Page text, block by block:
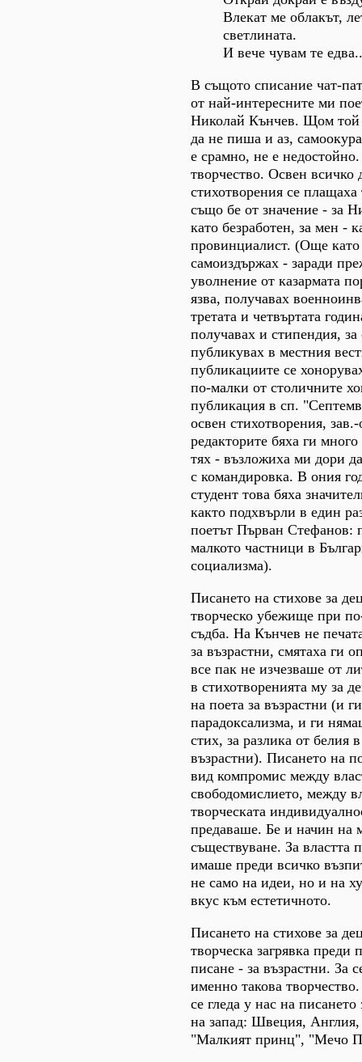
Влекат ме облакът,
светлината.
И вече чувам те
В същото списание чат-
от най-интересните ми
Николай Кънчев. Щом той
да не пиша и аз,
е срамно, не е
творчество. Освен всичко
стихотворения се
също бе от значение - за
като безработен, за мен -
провинциалист. (Още като
самоиздържах - заради
уволнение от казармата
язва, получавах
третата и четвъртата
получавах и стипендия,
публикувах в местния
публикациите се
по-малки от столичните
публикация в сп.
освен стихотворения,
редакторите бяха ги
тях - възложиха ми дори
с командировка. В ония
студент това бяха
както подхвърли в един
поетът Първан Стефанов:
малкото частници в
социализма).
Писането на стихове за
творческо убежище при
съдба. На Кънчев не
за възрастни, смятаха ги
все пак не изчезваше от
в стихотворенията му за
на поета за възрастни (и
парадоксализма, и ги
стих, за разлика от белия
възрастни). Писането на
вид компромис между
свободомислието, между
творческата
предаваше. Бе и начин на
съществуване. За властта
имаше преди всичко
не само на идеи, но и на
вкус към естетичното.
Писането на стихове за
творческа загрявка преди
писане - за възрастни. За
именно такова
се гледа у нас на
на запад: Швеция,
"Малкият принц", "Мечо